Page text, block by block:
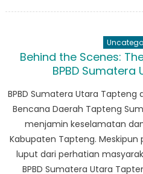
Behind the Scenes:
BPBD
BPBD Sumatera Utara
Bencana Daerah Tapteng
menjamin keselamatan
Kabupaten Tapteng. Meskipun
luput dari perhatian
BPBD Sumatera Utara